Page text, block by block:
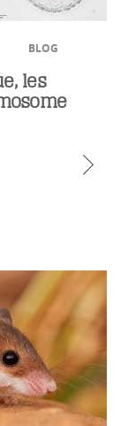
BLOG
les